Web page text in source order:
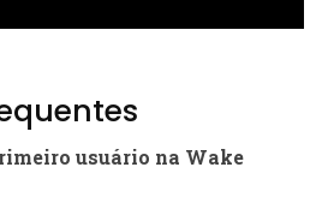
usuário na Wake